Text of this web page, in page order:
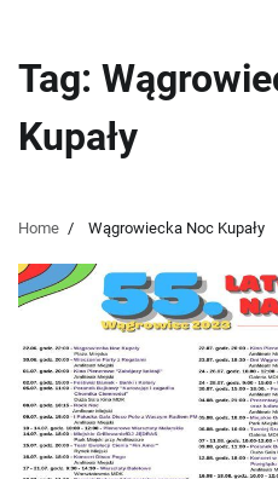
Tag:
Kupały
Home Wągrowiecka Noc Kupały